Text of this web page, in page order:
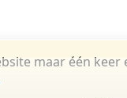
maar één keer